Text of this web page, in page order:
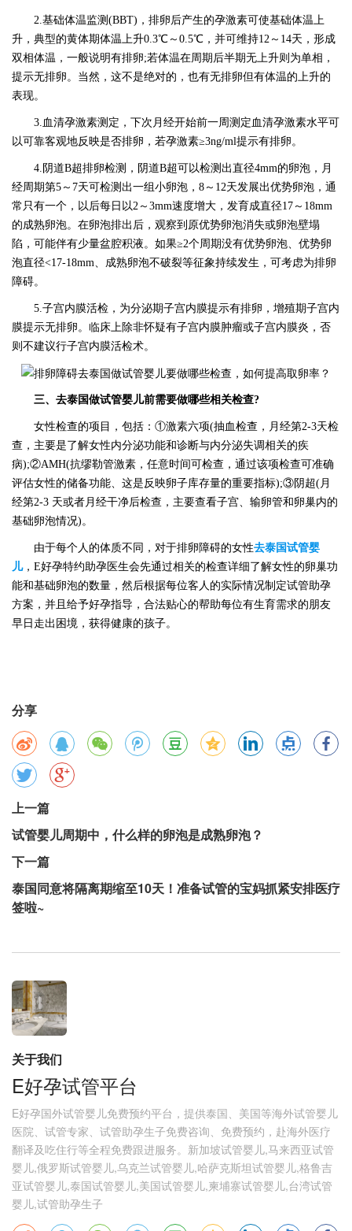
2.基础体温监测(BBT)，排卵后产生的孕激素可使基础体温上
升，典型的黄体期体温上升0.3℃～0.5℃，并可维持12～14天，形成
双相体温，一般说明有排卵;若体温在周期后半期无上升则为单相，
提示无排卵。当然，这不是绝对的，也有无排卵但有体温的上升的
表现。
3.血清孕激素测定，下次月经开始前一周测定血清孕激素水平可
以可靠客观地反映是否排卵，若孕激素≥3ng/ml提示有排卵。
4.阴道B超排卵检测，阴道B超可以检测出直径4mm的卵泡，月
经周期第5～7天可检测出一组小卵泡，8～12天发展出优势卵泡，通
常只有一个，以后每日以2～3mm速度增大，发育成直径17～18mm
的成熟卵泡。在卵泡排出后，观察到原优势卵泡消失或卵泡壁塌
陷，可能伴有少量盆腔积液。如果≥2个周期没有优势卵泡、优势卵
泡直径<17-18mm、成熟卵泡不破裂等征象持续发生，可考虑为排卵
障碍。
5.子宫内膜活检，为分泌期子宫内膜提示有排卵，增殖期子宫内
膜提示无排卵。临床上除非怀疑有子宫内膜肿瘤或子宫内膜炎，否
则不建议行子宫内膜活检术。
三、 去泰国做试管婴儿前需要做哪些相关检查?
女性检查的项目，包括： ①激素六项(抽血检查，月经第2-3天检
查，主要是了解女性内分泌功能和诊断与内分泌失调相关的疾
病);②AMH(抗缪勒管激素，任意时间可检查，通过该项检查可准确
评估女性的储备功能、这是反映卵子库存量的重要指标);③阴超(月
经第2-3 天或者月经干净后检查，主要查看子宫、输卵管和卵巢内的
基础卵泡情况)。
由于每个人的体质不同，对于排卵障碍的女性去泰国试管婴
儿， E好孕特约助孕医生会先通过相关的检查详细了解女性的卵巢功
能和基础卵泡的数量，然后根据每位客人的实际情况制定试管助孕
方案，并且给予好孕指导，合法贴心的帮助每位有生育需求的朋友
早日走出困境，获得健康的孩子。
分享
上一篇
试管婴儿周期中，什么样的卵泡是成熟卵泡？
下一篇
泰国同意将隔离期缩至10天！准备试管的宝妈抓紧安排医疗
签啦~
关于我们
E好孕试管平台
E好孕国外试管婴儿免费预约平台，提供泰国、美国等海外试管婴儿
医院、试管专家、试管助孕生子免费咨询、免费预约，赴海外医疗
翻译及吃住行等全程免费跟进服务。新加坡试管婴儿,马来西亚试管
婴儿,俄罗斯试管婴儿,乌克兰试管婴儿,哈萨克斯坦试管婴儿,格鲁吉
亚试管婴儿,泰国试管婴儿,美国试管婴儿,柬埔寨试管婴儿,台湾试管
婴儿,试管助孕生子